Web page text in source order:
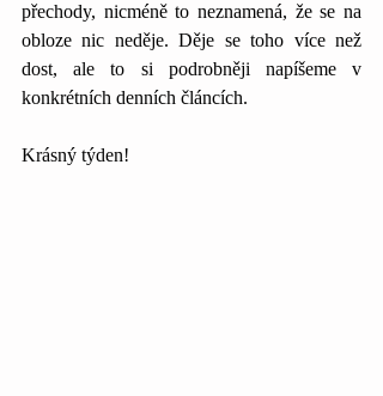
přechody, nicméně to neznamená, že se na
obloze nic neděje. Děje se toho více než
dost, ale to si podrobněji napíšeme v
konkrétních denních článcích.
Krásný týden!